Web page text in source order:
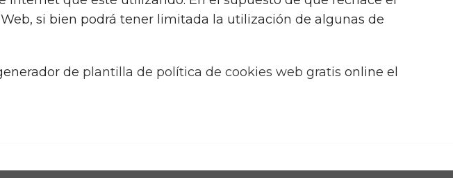
si bien podrá tener limitada la utilización de algunas de
de plantilla de política de cookies web gratis online el